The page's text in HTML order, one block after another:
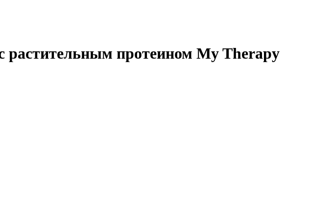
растительным протеином My Therapy